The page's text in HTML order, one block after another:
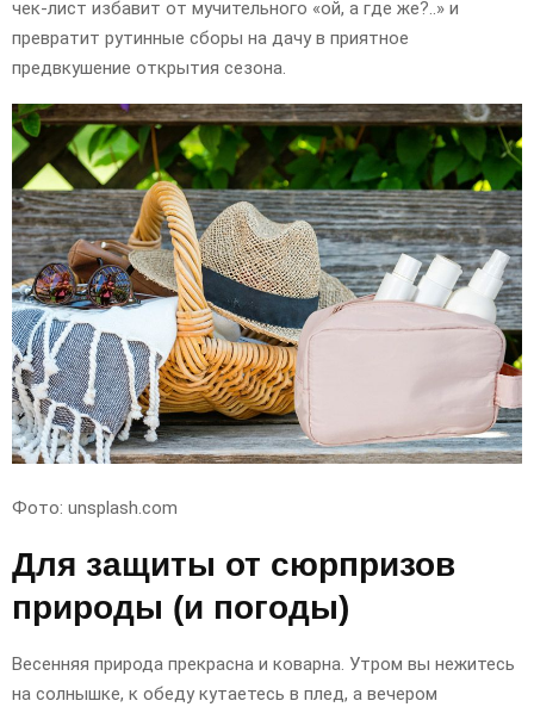
чек-лист избавит от мучительного «ой, а где же?..» и
превратит рутинные сборы на дачу в приятное
предвкушение открытия сезона.
Фото: unsplash.com
Для защиты от сюрпризов
природы (и погоды)
Весенняя природа прекрасна и коварна. Утром вы нежитесь
на солнышке, к обеду кутаетесь в плед, а вечером